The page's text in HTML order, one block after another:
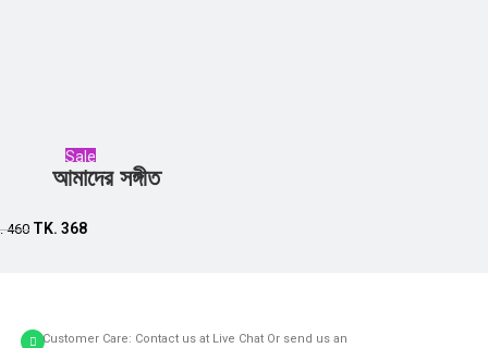
Sale
আমাদের সঙ্গীত
460 TK. 368
Customer Care: Contact us at Live Chat Or send us an